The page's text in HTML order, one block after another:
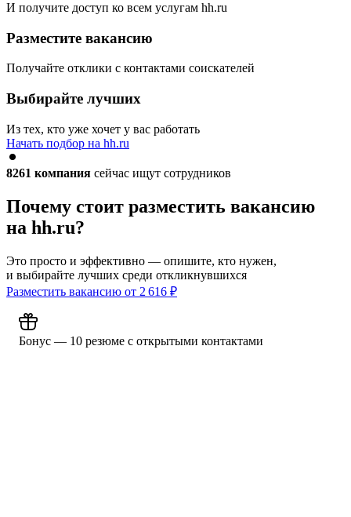
И получите доступ ко всем услугам hh.ru
Разместите вакансию
Получайте отклики с контактами соискателей
Выбирайте лучших
Из тех, кто уже хочет у вас работать
Начать подбор на hh.ru
8261 компания сейчас ищут сотрудников
Почему стоит разместить вакансию
на hh.ru?
Это просто и эффективно — опишите, кто нужен,
и выбирайте лучших среди откликнувшихся
Разместить вакансию от 2 616 ₽
Бонус — 10 резюме с открытыми контактами